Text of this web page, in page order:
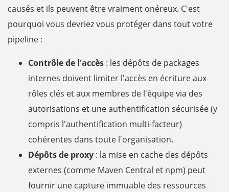
causés et ils peuvent être vraiment onéreux. C'est
pourquoi vous devriez vous protéger dans tout votre
pipeline :
Contrôle de l'accès : les dépôts de packages
internes doivent limiter l'accès en écriture aux
rôles clés et aux membres de l'équipe via des
autorisations et une authentification sécurisée (y
compris l'authentification multi-facteur)
cohérentes dans toute l'organisation.
Dépôts de proxy : la mise en cache des dépôts
externes (comme Maven Central et npm) peut
fournir une capture immuable des ressources